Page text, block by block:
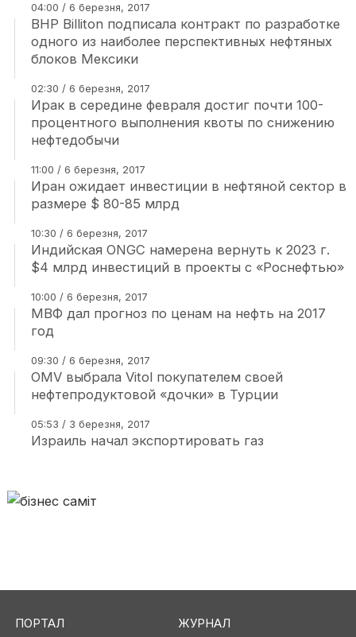
04:00 / 6 березня, 2017
BHP Billiton подписала контракт по разработке
одного из наиболее перспективных нефтяных
блоков Мексики
02:30 / 6 березня, 2017
Ирак в середине февраля достиг почти 100-
процентного выполнения квоты по снижению
нефтедобычи
11:00 / 6 березня, 2017
Иран ожидает инвестиции в нефтяной сектор в
размере $ 80-85 млрд
10:30 / 6 березня, 2017
Индийская ONGC намерена вернуть к 2023 г.
$4 млрд инвестиций в проекты с «Роснефтью»
10:00 / 6 березня, 2017
МВФ дал прогноз по ценам на нефть на 2017
год
09:30 / 6 березня, 2017
OMV выбрала Vitol покупателем своей
нефтепродуктовой «дочки» в Турции
05:53 / 3 березня, 2017
Израиль начал экспортировать газ
ПОРТАЛ ЖУРНАЛ